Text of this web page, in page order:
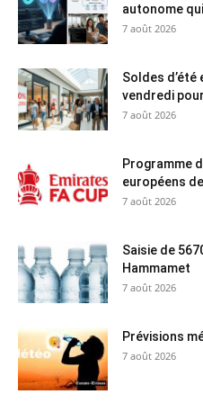
autonome
7 août 2026
Soldes d’été
vendredi
7 août 2026
Programme
européens
7 août 2026
Saisie de
Hammamet
7 août 2026
Prévisions
7 août 2026